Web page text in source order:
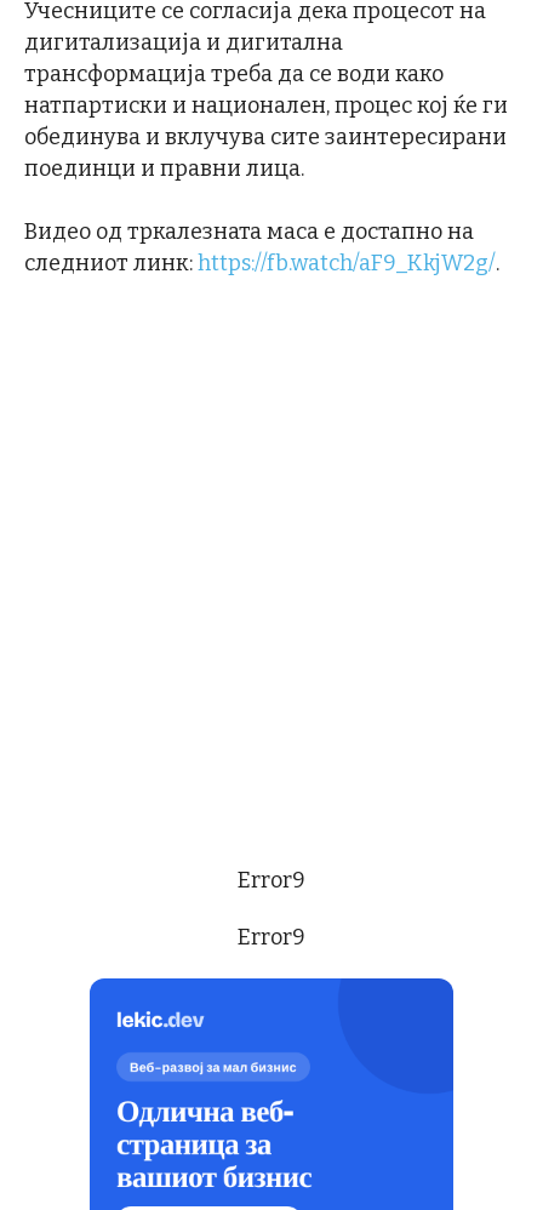
Учесниците се согласија дека процесот на
дигитализација и дигитална
трансформација треба да се води како
натпартиски и национален, процес кој ќе ги
обединува и вклучува сите заинтересирани
поединци и правни лица.
Видео од тркалезната маса е достапно на
следниот линк:https://fb.watch/aF9_KkjW2g/.
Error9
Error9